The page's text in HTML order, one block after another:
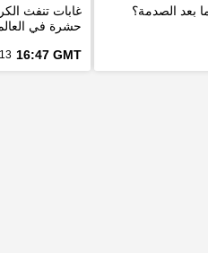
بعد الصدمة؟
غابات تنفث
حشرة في
16:47 GMT 13 د